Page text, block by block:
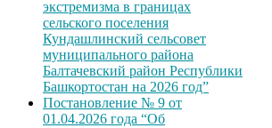
экстремизма в границах
сельского поселения
Кундашлинский сельсовет
муниципального района
Балтачевский район Республики
Башкортостан на 2026 год”
Постановление № 9 от
01.04.2026 года “Об